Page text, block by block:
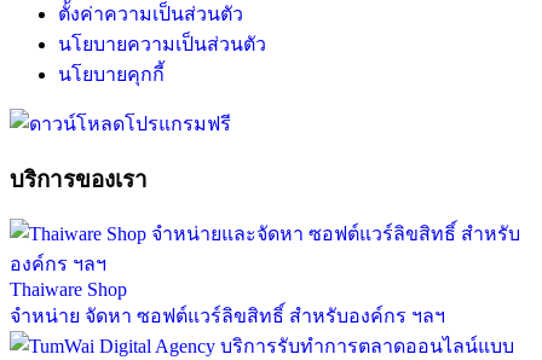
ตั้งค่าความเป็นส่วนตัว
นโยบายความเป็นส่วนตัว
นโยบายคุกกี้
บริการของเรา
Thaiware Shop
จำหน่าย จัดหา ซอฟต์แวร์ลิขสิทธิ์ สำหรับองค์กร ฯลฯ